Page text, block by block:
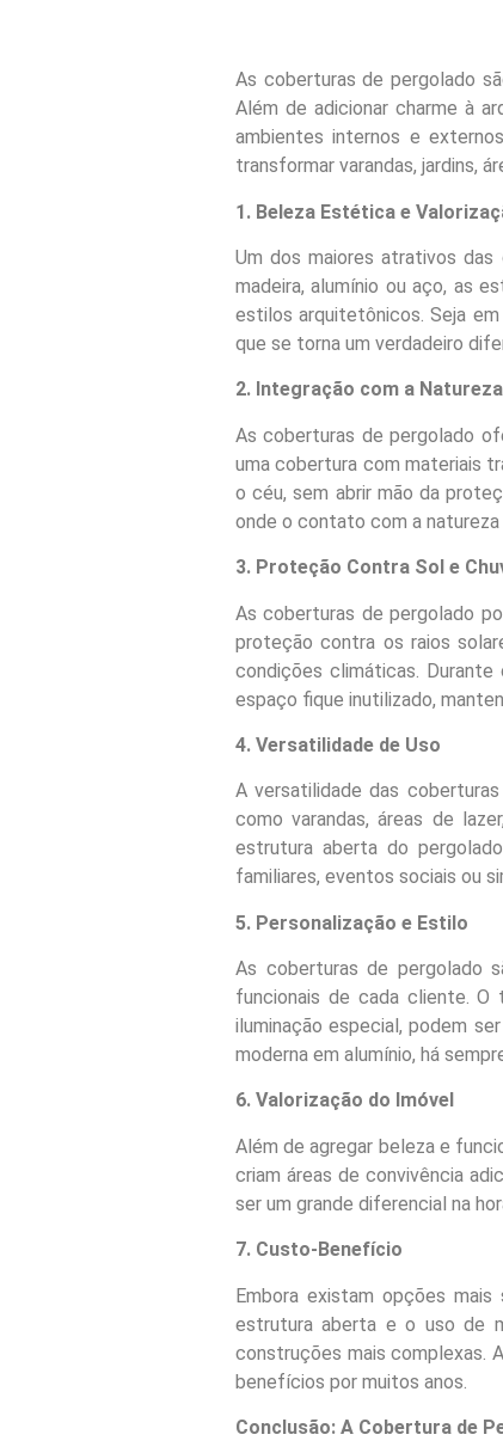
As coberturas de pergolado
Além de adicionar charme à
ambientes internos e
transformar varandas, jardins,
1. Beleza Estética e
Um dos maiores atrativos
madeira, alumínio ou aço, as
estilos arquitetônicos. Seja
que se torna um verdadeiro
2. Integração com a Natureza
As coberturas de pergolado
uma cobertura com materiais
o céu, sem abrir mão da
onde o contato com a
3. Proteção Contra Sol e
As coberturas de pergolado
proteção contra os raios
condições climáticas.
espaço fique inutilizado,
4. Versatilidade de Uso
A versatilidade das
como varandas, áreas de
estrutura aberta do
familiares, eventos sociais ou
5. Personalização e Estilo
As coberturas de pergolado
funcionais de cada cliente.
iluminação especial, podem
moderna em alumínio, há
6. Valorização do Imóvel
Além de agregar beleza e
criam áreas de convivência
ser um grande diferencial na
7. Custo-Benefício
Embora existam opções
estrutura aberta e o uso de
construções mais complexas.
benefícios por muitos anos.
Conclusão: A Cobertura de